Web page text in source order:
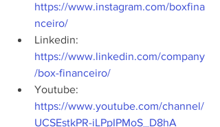
https://www.instagram.com/boxfina
nceiro/
Linkedin:
https://www.linkedin.com/company
/box-financeiro/
Youtube:
https://www.youtube.com/channel/
UCSEstkPR-iLPpIPMoS_D8hA